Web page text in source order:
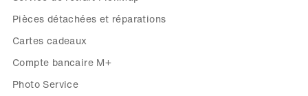
Pièces détachées et réparations
Cartes cadeaux
Compte bancaire M+
Photo Service